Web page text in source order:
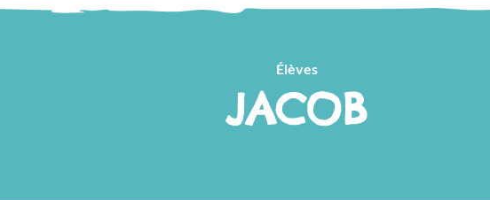
Élèves
JACOB